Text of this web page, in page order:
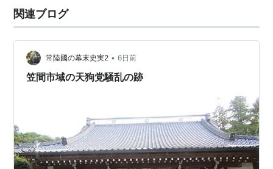
関連ブログ
常陸國の幕末史実2 • 6日前
笠間市域の天狗党騒乱の跡